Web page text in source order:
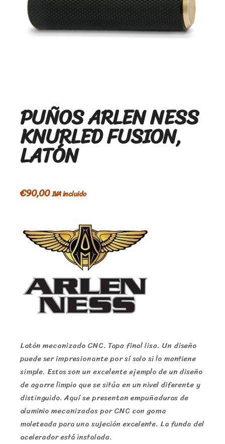
PUÑOS ARLEN NESS
KNURLED FUSION,
LATÓN
€90,00IVA incluido
Latón mecanizado CNC. Tapa final lisa. Un diseño
puede ser impresionante por sí solo si lo mantiene
simple. Estos son un excelente ejemplo de un diseño
de agarre limpio que se sitúa en un nivel diferente y
distinguido. Aquí se presentan empuñaduras de
aluminio mecanizadas por CNC con goma
moleteada para una sujeción excelente. La funda del
acelerador está instalada.